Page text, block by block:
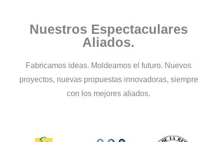
Seleccionamos compuestos elastoméricos
contacto, rango de temperatura y normativa
aplicable.
Conoce Más...
Nuestros Espectaculares
Aliados.
Fabricamos ideas. Moldeamos el futuro. Nuevos
proyectos, nuevas propuestas innovadoras, siempre
con los mejores aliados.